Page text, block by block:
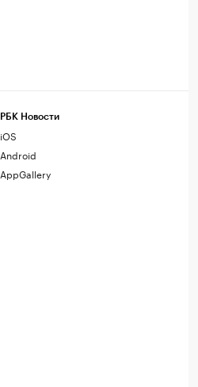
РБК Новости
iOS
Android
AppGallery